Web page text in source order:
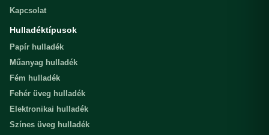
Kapcsolat
Hulladéktípusok
Papír hulladék
Műanyag hulladék
Fém hulladék
Fehér üveg hulladék
Elektronikai hulladék
Színes üveg hulladék